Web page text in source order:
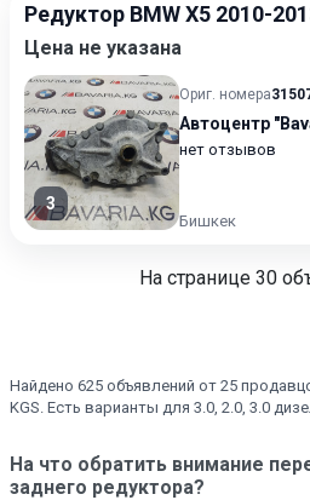
Редуктор BMW X5 2010-
Цена не указана
3
Ориг. номера
Автоцентр
нет отзывов
Бишкек
На странице 30
Найдено 625 объявлений от 25
KGS. Есть варианты для 3.0, 2.0, 3.0
На что обратить внимание
заднего редуктора?